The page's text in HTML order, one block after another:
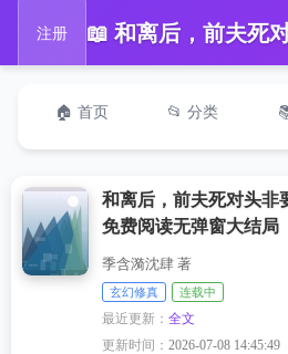
注册
🏠 首页 📂 分类
和离后，前夫死对头非
免费阅读无弹窗大结局
季含漪沈肆 著
玄幻修真 连载中
最近更新：全文
更新时间：2026-07-08 14:45:49